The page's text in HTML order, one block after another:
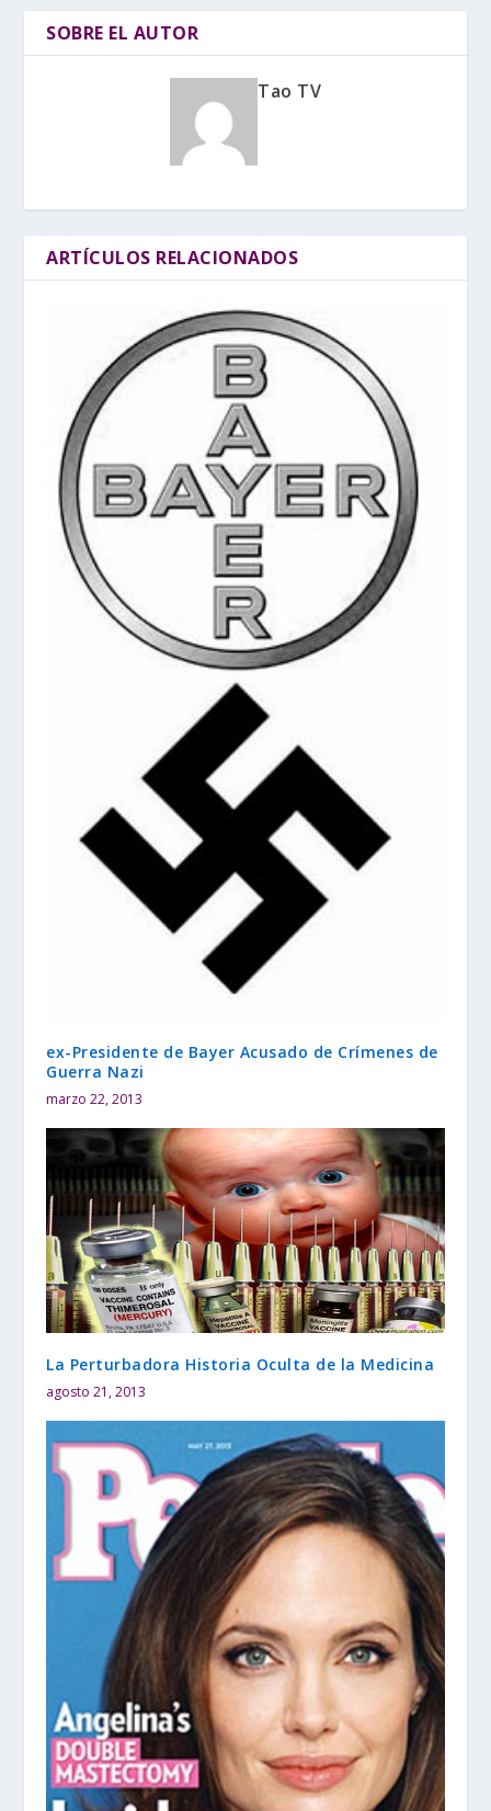
SOBRE EL AUTOR
Tao TV
ARTÍCULOS RELACIONADOS
ex-Presidente de Bayer Acusado de Crímenes de
Guerra Nazi
marzo 22, 2013
La Perturbadora Historia Oculta de la Medicina
agosto 21, 2013